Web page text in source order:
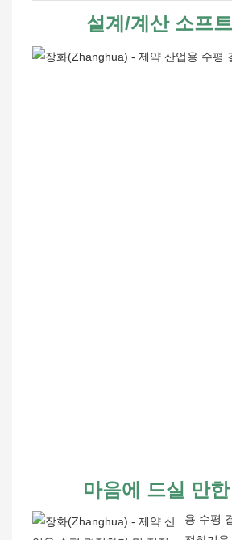
설계/계산 소프
마음에 드실 만